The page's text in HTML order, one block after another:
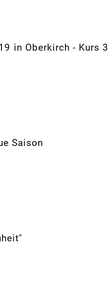
in Oberkirch - Kurs 3
Saison